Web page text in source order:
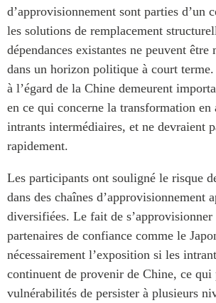
d’approvisionnement sont parties d’un
les solutions de remplacement
dépendances existantes ne peuvent être
dans un horizon politique à court terme.
à l’égard de la Chine demeurent
en ce qui concerne la transformation en
intrants intermédiaires, et ne devraient
rapidement.
Les participants ont souligné le risque
dans des chaînes d’approvisionnement
diversifiées. Le fait de s’approvisionner
partenaires de confiance comme le
nécessairement l’exposition si les
continuent de provenir de Chine, ce qui
vulnérabilités de persister à plusieurs